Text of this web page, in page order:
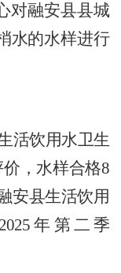
对融安县县城
水的水样进行
活饮用水卫生
价，水样合格8
安县生活饮用
年第二季